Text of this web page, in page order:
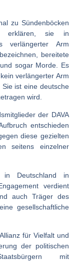
zu Sündenböcken
erklären, sie in
verlängerter Arm
bereitete
sogar Morde. Es
verlängerter Arm
ist eine deutsche
wird.
der DAVA
entschieden
diese gezielten
seitens einzelner
Deutschland in
verdient
auch Träger des
gesellschaftliche
für Vielfalt und
der politischen
mit